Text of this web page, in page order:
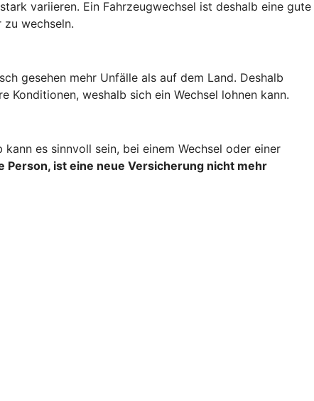
variieren. Ein Fahrzeugwechsel ist deshalb eine gute
wechseln.
gesehen mehr Unfälle als auf dem Land. Deshalb
Konditionen, weshalb sich ein Wechsel lohnen kann.
es sinnvoll sein, bei einem Wechsel oder einer
Person, ist eine neue Versicherung nicht mehr